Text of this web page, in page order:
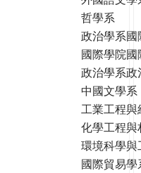
哲學系
政治學系國
國際學院
政治學系政
中國文學系
工業工程
化學工程與
環境科學
國際貿易學